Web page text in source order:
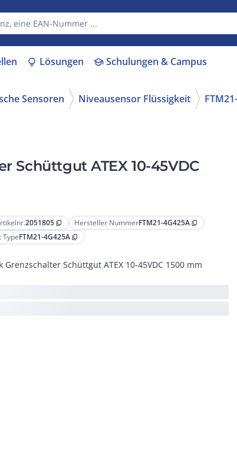
lightbulb Lösungen schoolSchulungen & Campus
Sensoren Niveausensor Flüssigkeit
Schüttgut ATEX 10-45VDC
2051805 content_copy Hersteller NummerFTM21-4G425A content_copy
TypeFTM21-4G425A content_copy
Grenzschalter Schüttgut ATEX 10-45VDC 1500 mm